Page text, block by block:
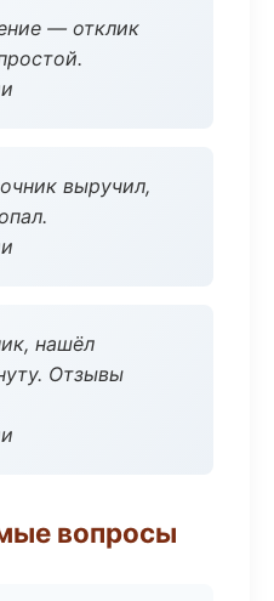
— отклик
выручил,
нашёл
Отзывы
вопросы